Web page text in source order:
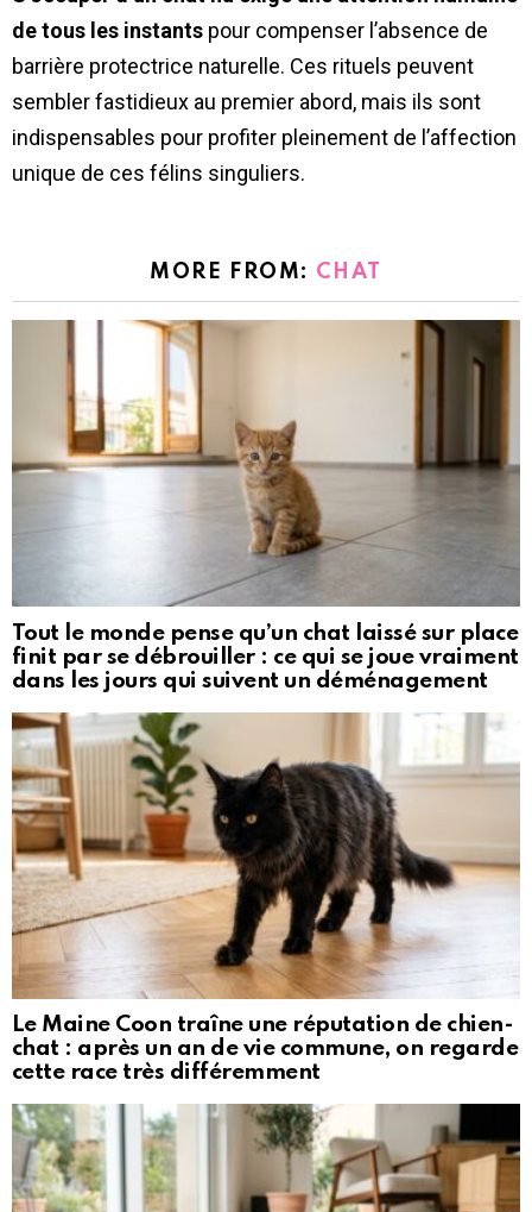
de tous les instants pour compenser l’absence de
barrière protectrice naturelle. Ces rituels peuvent
sembler fastidieux au premier abord, mais ils sont
indispensables pour profiter pleinement de l’affection
unique de ces félins singuliers.
MORE FROM: CHAT
Tout le monde pense qu’un chat laissé sur place
finit par se débrouiller : ce qui se joue vraiment
dans les jours qui suivent un déménagement
Le Maine Coon traîne une réputation de chien-
chat : après un an de vie commune, on regarde
cette race très différemment